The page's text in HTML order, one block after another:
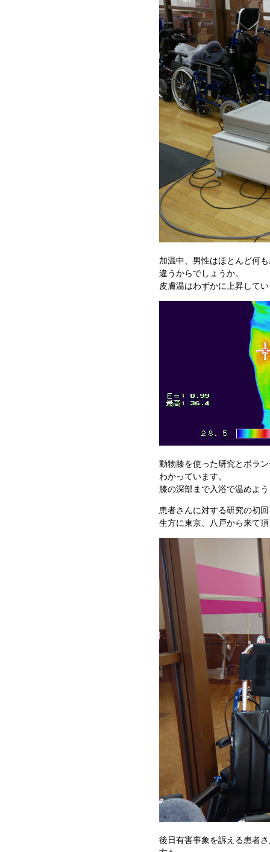
加温中、男性はほとんど何
違うからでしょうか。
皮膚温はわずかに上昇して
動物膝を使った研究とボラ
わかっています。
膝の深部まで入浴で温めよ
患者さんに対する研究の初
生方に東京、八戸から来て
後日有害事象を訴える患者